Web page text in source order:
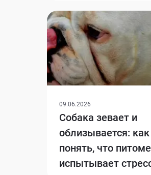
09.06.2026
Собака зевает и
облизывается: как
понять, что
испытывает